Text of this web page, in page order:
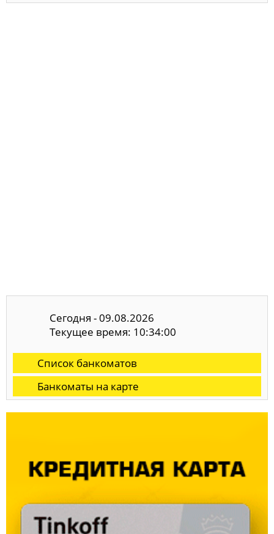
Сегодня - 09.08.2026
Текущее время: 10:34:00
Список банкоматов
Банкоматы на карте